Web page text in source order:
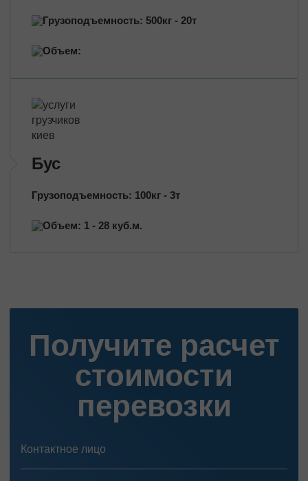
Грузоподъемность: 500кг - 20т
Объем:
Бус
Грузоподъемность: 100кг - 3т
Объем: 1 - 28 куб.м.
Получите расчет
стоимости
перевозки